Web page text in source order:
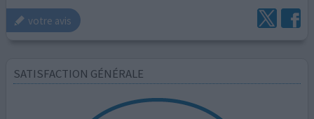
votre avis
SATISFACTION GÉNÉRALE